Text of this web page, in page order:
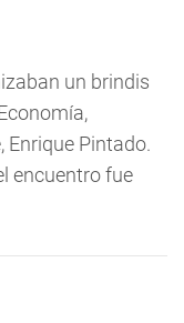
un brindis
Enrique Pintado.
encuentro fue